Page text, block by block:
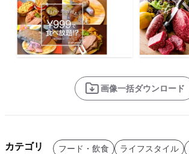
画像一括ダウンロード
カテゴリ フード・飲食 ライフスタイル